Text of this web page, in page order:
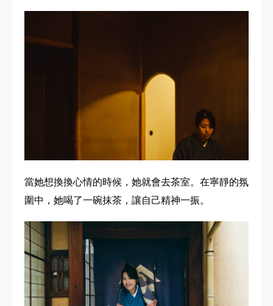
當她想換換心情的時候，她就會去茶室。在寧靜的氛
圍中，她喝了一碗抹茶，讓自己精神一振。